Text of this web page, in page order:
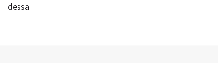
dessa